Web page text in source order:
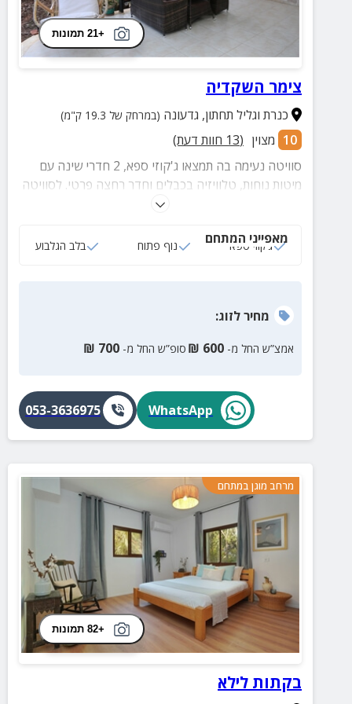
+21 תמונות
צימר השקדיה
כנרת וגליל תחתון, גדעונה (במרחק של 19.3 ק"מ)
10 מצוין (
13 חוות דעת)
סוויטה נעימה בה תמצאו ג'קוזי ספא, 2 חדרי שינה עם
מיטות נוחות, טלוויזיה בכבלים וחדר רחצה פרטי. לסוויטה
מרפסת הצופה לנוף בלתי נשכח וכוללת פינת ישיבה
מאפייני המתחם
ג‘קוזי ספא נוף פתוח בלב הגלבוע
מחירלזוג:
אמצ”ש החל מ- 600
₪ סופ”ש החל מ- 700
₪
WhatsApp
053-3636975
מרחב מוגן במתחם
+82 תמונות
בקתות לילא